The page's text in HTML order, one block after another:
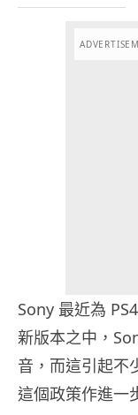
Sony 最近為
新版本之中，
音，而這引起不
這個政策作進一